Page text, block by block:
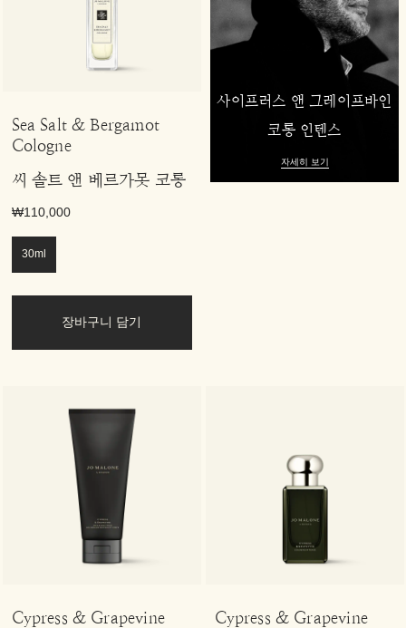
Sea Salt & Bergamot
Cologne
씨 솔트 앤 베르가못 코롱
₩110,000
30ml
장바구니 담기
사이프러스 앤 그레이프바인
코롱 인텐스
자세히 보기
Cypress & Grapevine
Cypress & Grapevine